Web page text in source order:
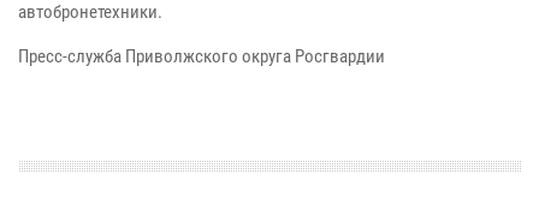
автобронетехники.
Пресс-служба Приволжского округа Росгвардии